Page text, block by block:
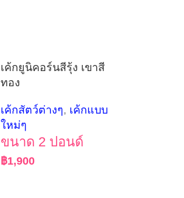
เค้กยูนิคอร์นสีรุ้ง เขาสี
ทอง
เค้กสัตว์ต่างๆ, เค้กแบบ
ใหม่ๆ
ขนาด 2 ปอนด์
฿1,900